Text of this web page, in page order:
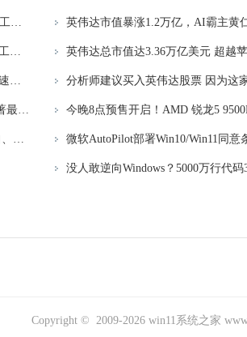
微软大规模部署英伟达GPU以满足AI计算需求，加速人工智能发展 英伟达市值暴涨1.2万亿，AI霸主黄
微软Build大会加速Windows向AI核心平台转型，开启人工智能时代
AMD官方确认全球裁员4% 将更多重心投向AI领域，加速技术升级步伐
Steam 8月显卡榜单：RTX 4060登顶，RTX 5060增幅显著最新行情
英特尔Arc Pro B50工作站显卡：70W TDP、无供电接口、双槽半高性能强劲 微软AutoPilot部署Win10/Win11同意
Copyright © 2009-2026 win11系统之家